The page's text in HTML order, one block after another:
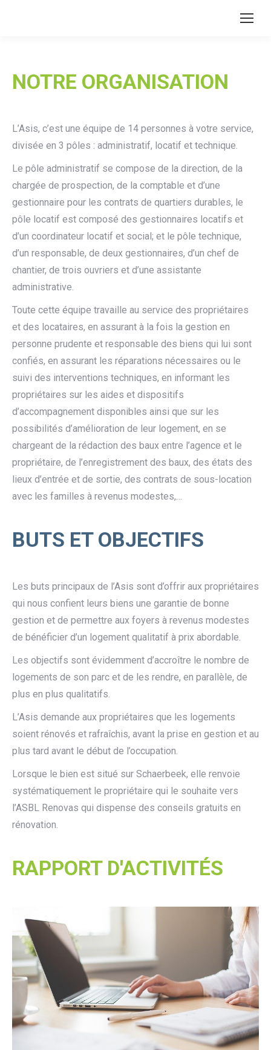
NOTRE ORGANISATION
L’Asis, c’est une équipe de 14 personnes à votre service,
divisée en 3 pôles : administratif, locatif et technique.
Le pôle administratif se compose de la direction, de la
chargée de prospection, de la comptable et d’une
gestionnaire pour les contrats de quartiers durables, le
pôle locatif est composé des gestionnaires locatifs et
d’un coordinateur locatif et social; et le pôle technique,
d’un responsable, de deux gestionnaires, d’un chef de
chantier, de trois ouvriers et d’une assistante
administrative.
Toute cette équipe travaille au service des propriétaires
et des locataires, en assurant à la fois la gestion en
personne prudente et responsable des biens qui lui sont
confiés, en assurant les réparations nécessaires ou le
suivi des interventions techniques, en informant les
propriétaires sur les aides et dispositifs
d’accompagnement disponibles ainsi que sur les
possibilités d’amélioration de leur logement, en se
chargeant de la rédaction des baux entre l’agence et le
propriétaire, de l’enregistrement des baux, des états des
lieux d’entrée et de sortie, des contrats de sous-location
avec les familles à revenus modestes,…
BUTS ET OBJECTIFS
Les buts principaux de l’Asis sont d’offrir aux propriétaires
qui nous confient leurs biens une garantie de bonne
gestion et de permettre aux foyers à revenus modestes
de bénéficier d’un logement qualitatif à prix abordable.
Les objectifs sont évidemment d’accroître le nombre de
logements de son parc et de les rendre, en parallèle, de
plus en plus qualitatifs.
L’Asis demande aux propriétaires que les logements
soient rénovés et rafraîchis, avant la prise en gestion et au
plus tard avant le début de l’occupation.
Lorsque le bien est situé sur Schaerbeek, elle renvoie
systématiquement le propriétaire qui le souhaite vers
l’ASBL Renovas qui dispense des conseils gratuits en
rénovation.
RAPPORT D'ACTIVITÉS